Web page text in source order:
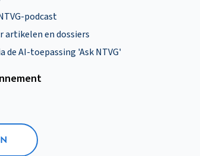
podcast
artikelen en dossiers
de AI-toepassing 'Ask NTVG'